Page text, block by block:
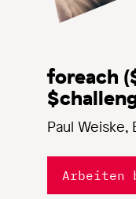
foreach
Paul
Arbeiten